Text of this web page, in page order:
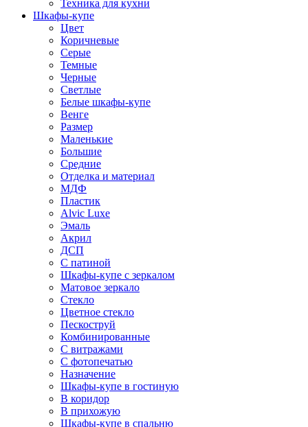
Техника для кухни
Шкафы-купе
Цвет
Коричневые
Серые
Темные
Черные
Светлые
Белые шкафы-купе
Венге
Размер
Маленькие
Большие
Средние
Отделка и материал
МДФ
Пластик
Alvic Luxe
Эмаль
Акрил
ДСП
С патиной
Шкафы-купе с зеркалом
Матовое зеркало
Стекло
Цветное стекло
Пескоструй
Комбинированные
С витражами
С фотопечатью
Назначение
Шкафы-купе в гостиную
В коридор
В прихожую
Шкафы-купе в спальню